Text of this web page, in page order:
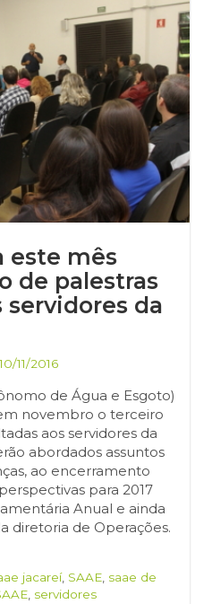
este mês
de palestras
servidores da
10/11/2016
de Água e Esgoto)
novembro o terceiro
aos servidores da
abordados assuntos
ao encerramento
para 2017
Anual e ainda
diretoria de Operações.
jacareí, SAAE saae de
servidores